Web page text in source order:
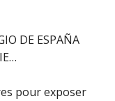
DE ESPAÑA
pour exposer